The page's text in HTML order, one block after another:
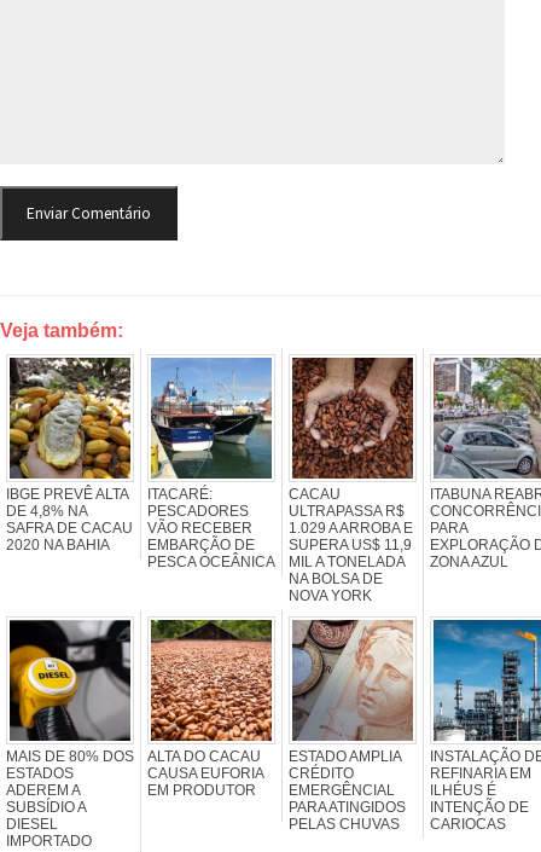
Veja também:
IBGE PREVÊ ALTA
DE 4,8% NA
SAFRA DE CACAU
2020 NA BAHIA
ITACARÉ:
PESCADORES
VÃO RECEBER
EMBARÇÃO DE
PESCA OCEÂNICA
CACAU
ULTRAPASSA R$
1.029 A ARROBA E
SUPERA US$ 11,9
MIL A TONELADA
NA BOLSA DE
NOVA YORK
ITABUNA
PARA
EXPLORAÇÃO
ZONA AZUL
MAIS DE 80% DOS
ESTADOS
ADEREM A
SUBSÍDIO A
DIESEL
IMPORTADO
ALTA DO CACAU
CAUSA EUFORIA
EM PRODUTOR
ESTADO AMPLIA
CRÉDITO
EMERGÊNCIAL
PARA ATINGIDOS
PELAS CHUVAS
INSTALAÇÃO
REFINARIA EM
ILHÉUS É
INTENÇÃO DE
CARIOCAS